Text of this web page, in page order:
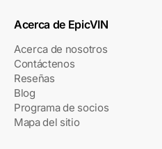
Acerca de EpicVIN
Acerca de nosotros
Contáctenos
Reseñas
Blog
Programa de socios
Mapa del sitio